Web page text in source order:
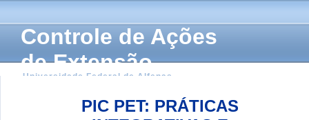
Controle de Ações
de Extensão
Universidade Federal de Alfenas
PIC PET: PRÁTICAS